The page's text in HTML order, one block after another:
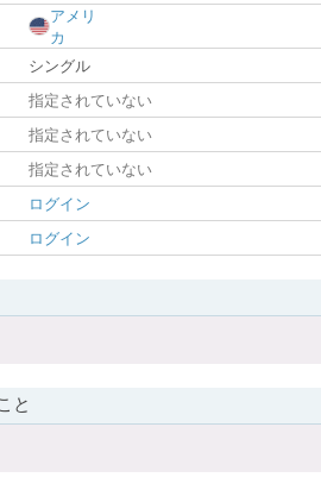
アメリ
カ
シングル
指定されていない
指定されていない
指定されていない
ログイン
ログイン
と